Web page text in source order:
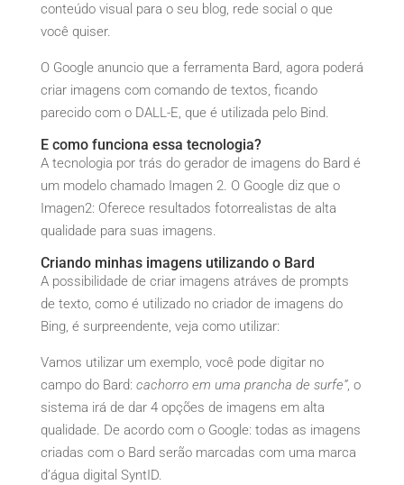
conteúdo visual para o seu blog, rede social o que
você quiser.
O Google anuncio que a ferramenta Bard, agora poderá
criar imagens com comando de textos, ficando
parecido com o DALL-E, que é utilizada pelo Bind.
E como funciona essa tecnologia?
A tecnologia por trás do gerador de imagens do Bard é
um modelo chamado Imagen 2. O Google diz que o
Imagen2: Oferece resultados fotorrealistas de alta
qualidade para suas imagens.
Criando minhas imagens utilizando o Bard
A possibilidade de criar imagens atráves de prompts
de texto, como é utilizado no criador de imagens do
Bing, é surpreendente, veja como utilizar:
Vamos utilizar um exemplo, você pode digitar no
campo do Bard: cachorro em uma prancha de surfe”, o
sistema irá de dar 4 opções de imagens em alta
qualidade. De acordo com o Google: todas as imagens
criadas com o Bard serão marcadas com uma marca
d’água digital SyntID.